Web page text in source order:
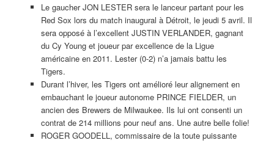
Le gaucher JON LESTER sera le lanceur partant pour les
Red Sox lors du match inaugural à Détroit, le jeudi 5 avril. Il
sera opposé à l’excellent JUSTIN VERLANDER, gagnant
du Cy Young et joueur par excellence de la Ligue
américaine en 2011. Lester (0-2) n’a jamais battu les
Tigers.
Durant l’hiver, les Tigers ont amélioré leur alignement en
embauchant le joueur autonome PRINCE FIELDER, un
ancien des Brewers de Milwaukee. Ils lui ont consenti un
contrat de 214 millions pour neuf ans. Une autre belle folie!
ROGER GOODELL, commissaire de la toute puissante